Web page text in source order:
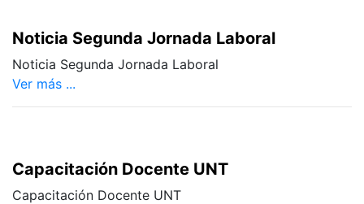
Noticia Segunda Jornada Laboral
Noticia Segunda Jornada Laboral
Ver más ...
Capacitación Docente UNT
Capacitación Docente UNT